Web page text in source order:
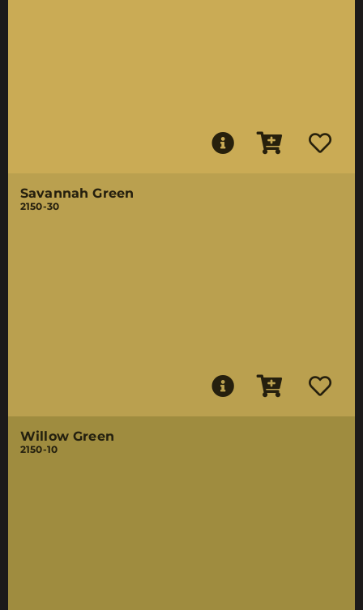
Savannah Green
2150-30
Willow Green
2150-10